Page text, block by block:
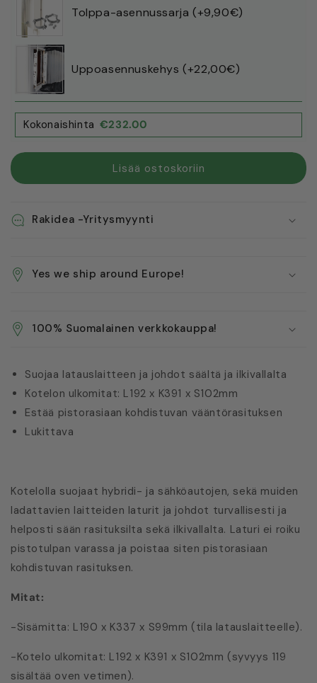
Tolppa-asennussarja (+9‚90€)
Uppoasennuskehys (+22‚00€)
Kokonaishinta €232.00
Lisää ostoskoriin
Rakidea -Yritysmyynti
Yes we ship around Europe!
100% Suomalainen verkkokauppa!
Suojaa latauslaitteen ja johdot säältä ja ilkivallalta
Kotelon ulkomitat: L192 x K391 x S102mm
Estää pistorasiaan kohdistuvan vääntörasituksen
Lukittava
Kotelolla suojaat hybridi- ja sähköautojen, sekä muiden
ladattavien laitteiden laturit ja johdot turvallisesti ja
helposti sään rasituksilta sekä ilkivallalta. Laturi ei roiku
pistotulpan varassa ja poistaa siten pistorasiaan
kohdistuvan rasituksen.
Mitat:
-Sisämitta: L190 x K337 x S99mm (tila latauslaitteelle).
-Kotelo ulkomitat: L192 x K391 x S102mm (syvyys 119
sisältää oven vetimen).